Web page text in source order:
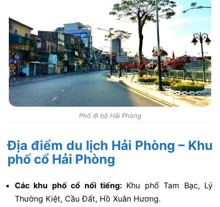
Phố đi bộ Hải Phòng
Địa điểm du lịch Hải Phòng – Khu
phố cổ Hải Phòng
Các khu phố cổ nổi tiếng: Khu phố Tam Bạc, Lý
Thường Kiệt, Cầu Đất, Hồ Xuân Hương.